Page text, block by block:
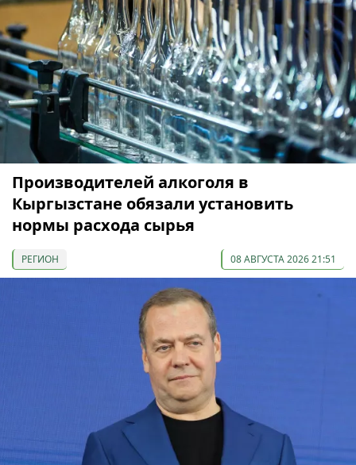
Производителей алкоголя в
Кыргызстане обязали установить
нормы расхода сырья
РЕГИОН 08 АВГУСТА 2026 21:51